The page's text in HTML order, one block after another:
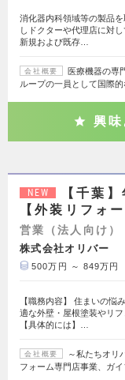
消化器内科領域等の製品
しドクターや代理店に対
新規および既存…
会社概要
医療機器の専
ループの一員として国際
興味
NEW
【千葉
【外装リフォ
営業（法人向け）
株式会社オリバー
500万円 ～ 849万円
【職務内容】 住まいの悩
適な外壁・屋根塗装やリフ
【具体的には】…
会社概要
～私たちオリ
フォーム専門店事業、ガ